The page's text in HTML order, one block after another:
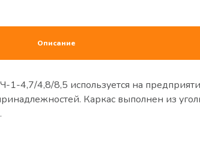
Описание
4,8/8,5 ​используется на
Каркас выполнен из